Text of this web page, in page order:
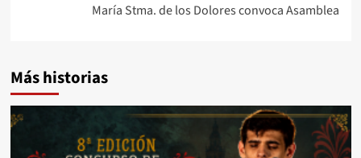
María Stma. de los Dolores convoca Asamblea
Más historias